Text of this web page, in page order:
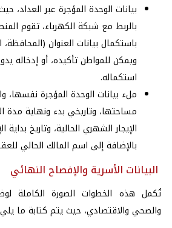
بيانات الوحدة المؤجرة عبر العداد،
بالربط مع شبكة الكهرباء، تقوم
باستكمال بيانات العنوان (المحافظة،
ويمكن للمواطن تأكيده، أو إدخاله
استكماله.
ملء بيانات الوحدة المؤجرة نفسها،
مساحتها، وتاريخي بدء ونهاية مدة
الإيجار الشهري الحالية، وتاريخ
بالإضافة إلى اسم المالك الحالي
البيانات الأسرية والإفصاح النهائي
تُكمل هذه الخطوات الصورة الكاملة
والصحي والاقتصادي، حيث يتم كتابة ما